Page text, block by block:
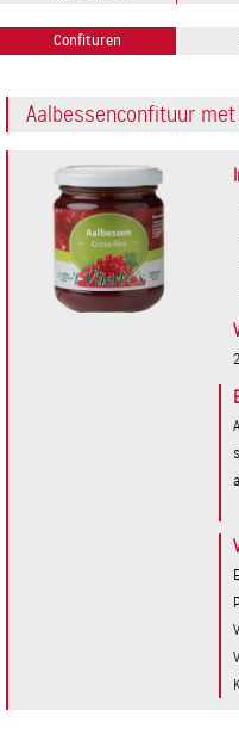
Confituren
Aalbessenconfituur